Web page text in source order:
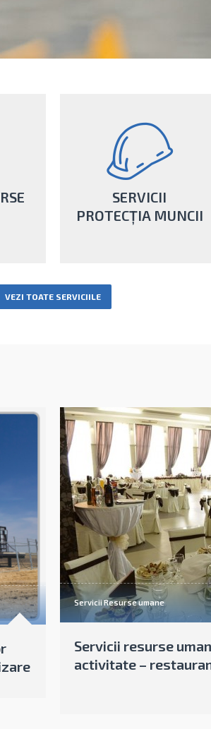
SERVICII
PROTECȚIA MUNCII
servicii personalizate de
protecția muncii atât pentru
VEZI TOATE SERVICIILE
Servicii Resurse umane
Servicii resurse
activitate –